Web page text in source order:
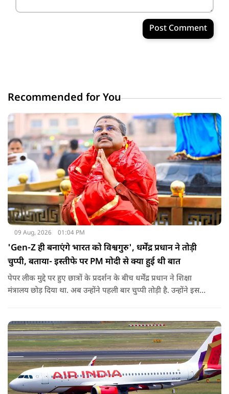
Post Comment
Recommended for You
09 Aug, 2026 01:04 PM
'Gen-Z ही बनाएंगे भारत को विश्वगुरु', धर्मेंद्र प्रधान ने तोड़ी
चुप्पी, बताया- इस्तीफे पर PM मोदी से क्या हुई थी बात
पेपर लीक मुद्दे पर हुए छात्रों के प्रदर्शन के बीच धर्मेंद्र प्रधान ने शिक्षा
मंत्रालय छोड़ दिया था. अब उन्होंने पहली बार चुप्पी तोड़ी है. उन्होंने इस